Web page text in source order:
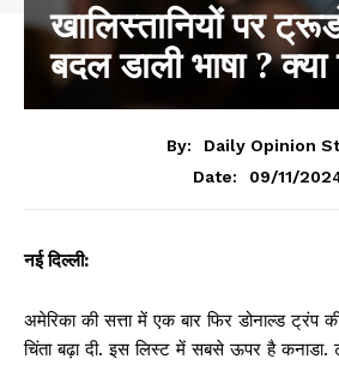
खालिस्तानियों पर
बदल डाली भाषा ?
By:
Daily Opinion
Date:
09/11/
नई दिल्ली:
अमेरिका की सत्ता में एक बार फिर डोनाल्ड ट्रंप
चिंता बढ़ा दी. इस लिस्ट में सबसे ऊपर है कनाडा.